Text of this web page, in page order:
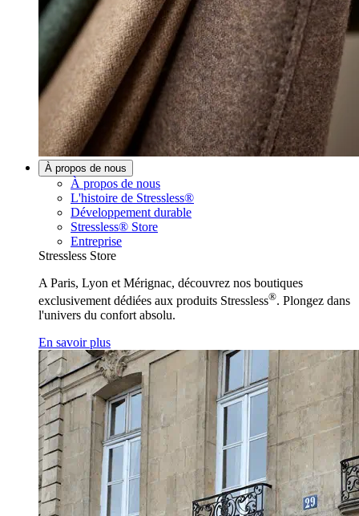
À propos de nous
À propos de nous
L'histoire de Stressless®
Développement durable
Stressless® Store
Entreprise
Stressless Store
A Paris, Lyon et Mérignac, découvrez nos boutiques
exclusivement dédiées aux produits Stressless®. Plongez dans
l'univers du confort absolu.
En savoir plus